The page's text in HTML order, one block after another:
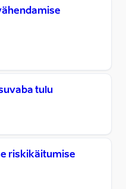
tulu
riskikäitumise